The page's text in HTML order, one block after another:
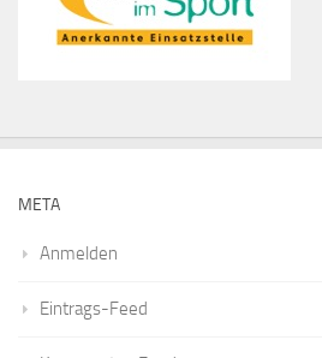
META
Anmelden
Eintrags-Feed